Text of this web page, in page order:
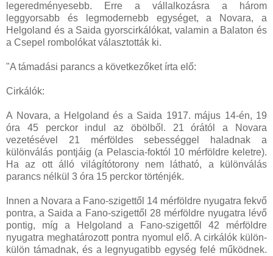
legeredményesebb. Erre a vállalkozásra a három
leggyorsabb és legmodernebb egységet, a Novara, a
Helgoland és a Saida gyorscirkálókat, valamin a Balaton és
a Csepel rombolókat választották ki.
"A támadási parancs a következőket írta elő:
Cirkálók:
A Novara, a Helgoland és a Saida 1917. május 14-én, 19
óra 45 perckor indul az öbölből. 21 órától a Novara
vezetésével 21 mérföldes sebességgel haladnak a
különválás pontjáig (a Pelascia-foktól 10 mérföldre keletre).
Ha az ott álló világítótorony nem látható, a különválás
parancs nélkül 3 óra 15 perckor történjék.
Innen a Novara a Fano-szigettől 14 mérföldre nyugatra fekvő
pontra, a Saida a Fano-szigettől 28 mérföldre nyugatra lévő
pontig, míg a Helgoland a Fano-szigettől 42 mérföldre
nyugatra meghatározott pontra nyomul elő. A cirkálók külön-
külön támadnak, és a legnyugatibb egység felé működnek.